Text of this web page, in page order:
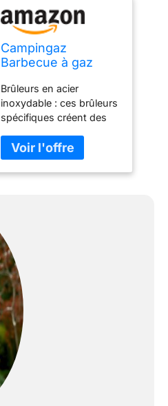
Campingaz
Barbecue à gaz
Brûleurs en acier
inoxydable : ces brûleurs
spécifiques créent des
et répartissent
uniformément la chaleur
sur toute la grille de
Culinary Modular :
agrandissez votre
cuisine grâce à des
éléments
interchangeables, en
remplaçant le centre de
la grille en fonte par
différents accessoires à
barbecue. Système
InstaClean : enlevez tous
les éléments qui passent